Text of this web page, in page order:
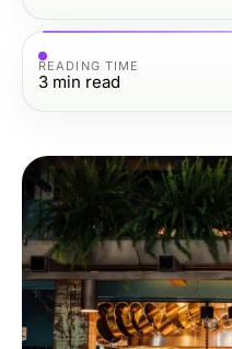
READING TIME
3 min read